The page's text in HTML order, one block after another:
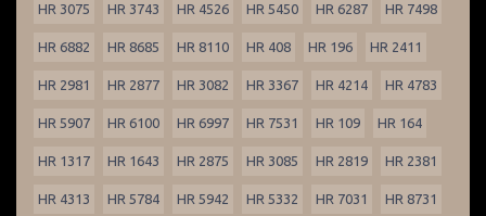
HR 3075 HR 3743 HR 4526 HR 5450 HR 6287 HR 7498
HR 6882 HR 8685 HR 8110 HR 408 HR 196 HR 2411
HR 2981 HR 2877 HR 3082 HR 3367 HR 4214 HR 4783
HR 5907 HR 6100 HR 6997 HR 7531 HR 109 HR 164
HR 1317 HR 1643 HR 2875 HR 3085 HR 2819 HR 2381
HR 4313 HR 5784 HR 5942 HR 5332 HR 7031 HR 8731